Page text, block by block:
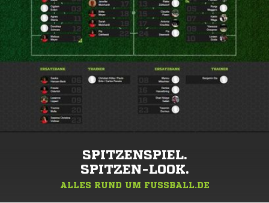
SPITZENSPIEL.
SPITZEN-LOOK.
ALLES RUND UM FUSSBALL.DE